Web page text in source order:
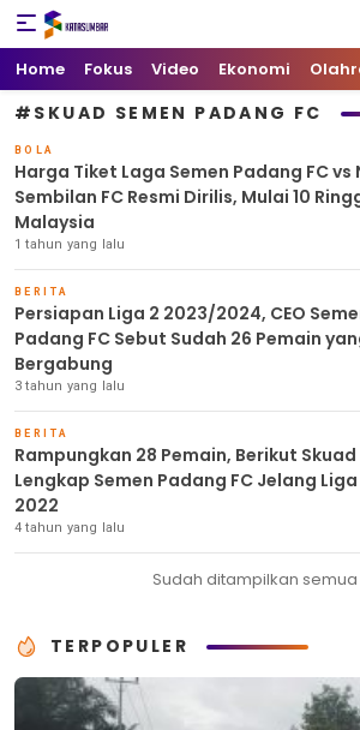
Kata Sumbar
Berita Sumbar Hari Ini
Home Fokus Video Ekonomi
#SKUAD SEMEN PADANG FC
BOLA
Harga Tiket Laga Semen Padang FC vs
Sembilan FC Resmi Dirilis, Mulai 10
Malaysia
1 tahun yang lalu
BERITA
Persiapan Liga 2 2023/2024, CEO
Padang FC Sebut Sudah 26 Pemain
Bergabung
3 tahun yang lalu
BERITA
Rampungkan 28 Pemain, Berikut Skuad
Lengkap Semen Padang FC Jelang Liga
2022
4 tahun yang lalu
Sudah ditampilkan semua
TERPOPULER